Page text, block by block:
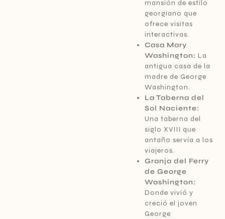
mansión de estilo
georgiano que
ofrece visitas
interactivas.
Casa Mary
Washington: La
antigua casa de la
madre de George
Washington.
La Taberna del
Sol Naciente:
Una taberna del
siglo XVIII que
antaño servía a los
viajeros.
Granja del Ferry
de George
Washington:
Donde vivió y
creció el joven
George